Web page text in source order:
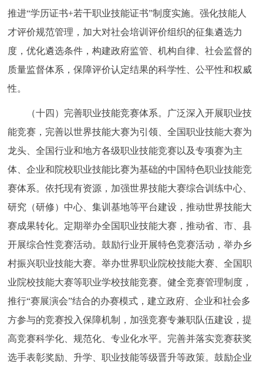
推进“学历证书+若干职业技能证书”制度实施。强化技能人
才评价规范管理，加大对社会培训评价组织的征集遴选力
度，优化遴选条件，构建政府监管、机构自律、社会监督的
质量监督体系，保障评价认定结果的科学性、公平性和权威
性。
（十四）完善职业技能竞赛体系。广泛深入开展职业技
能竞赛，完善以世界技能大赛为引领、全国职业技能大赛为
龙头、全国行业和地方各级职业技能竞赛以及专项赛为主
体、企业和院校职业技能比赛为基础的中国特色职业技能竞
赛体系。依托现有资源，加强世界技能大赛综合训练中心、
研究（研修）中心、集训基地等平台建设，推动世界技能大
赛成果转化。定期举办全国职业技能大赛，推动省、市、县
开展综合性竞赛活动。鼓励行业开展特色竞赛活动，举办乡
村振兴职业技能大赛。举办世界职业院校技能大赛、全国职
业院校技能大赛等职业学校技能竞赛。健全竞赛管理制度，
推行“赛展演会”结合的办赛模式，建立政府、企业和社会多
方参与的竞赛投入保障机制，加强竞赛专兼职队伍建设，提
高竞赛科学化、规范化、专业化水平。完善并落实竞赛获奖
选手表彰奖励、升学、职业技能等级晋升等政策。鼓励企业